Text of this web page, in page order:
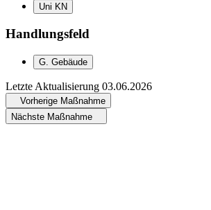
Uni KN
Handlungsfeld
G Gebäude
Letzte Aktualisierung 03.06.2026
Vorherige Maßnahme
Nächste Maßnahme